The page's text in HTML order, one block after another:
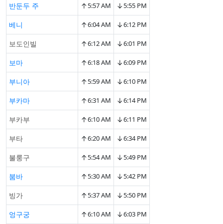
반둔두 주 ↑5:57 AM ↓5:55 PM
베니 ↑6:04 AM ↓6:12 PM
보도인빌 ↑6:12 AM ↓6:01 PM
보마 ↑6:18 AM ↓6:09 PM
부니아 ↑5:59 AM ↓6:10 PM
부카마 ↑6:31 AM ↓6:14 PM
부카부 ↑6:10 AM ↓6:11 PM
부타 ↑6:20 AM ↓6:34 PM
불룽구 ↑5:54 AM ↓5:49 PM
붐바 ↑5:30 AM ↓5:42 PM
빙가 ↑5:37 AM ↓5:50 PM
엉구궁 ↑6:10 AM ↓6:03 PM